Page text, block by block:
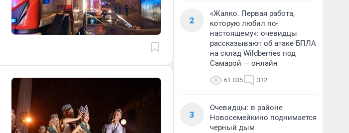
2
«Жалко. Первая работа,
которую любил по-
настоящему»: очевидцы
рассказывают об атаке БПЛА
на склад Wildberries под
Самарой — онлайн
61 835 312
3
Очевидцы: в районе
Новосемейкино поднимается
черный дым